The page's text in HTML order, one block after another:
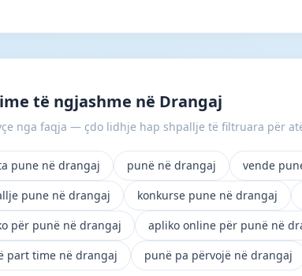
të ngjashme në Drangaj
nga faqja — çdo lidhje hap shpallje të filtruara për
pune në drangaj punë në drangaj vende
pune në drangaj
konkurse pune në drangaj
për punë në drangaj
apliko online për punë në
part time në drangaj
punë pa përvojë në drangaj